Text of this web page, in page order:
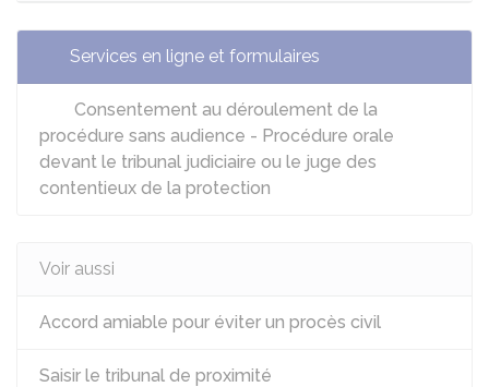
Services en ligne et formulaires
Consentement au déroulement de la
procédure sans audience - Procédure orale
devant le tribunal judiciaire ou le juge des
contentieux de la protection
Voir aussi
Accord amiable pour éviter un procès civil
Saisir le tribunal de proximité